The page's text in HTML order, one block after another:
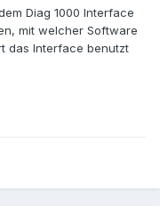
Diag 1000 Interface
mit welcher Software
das Interface benutzt